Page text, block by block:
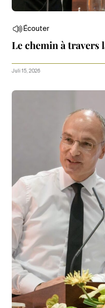
Écouter
Le chemin à travers
Juli 15, 2026